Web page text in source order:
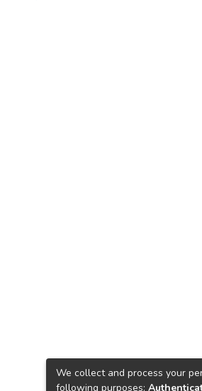
We collect and process your
following purposes: